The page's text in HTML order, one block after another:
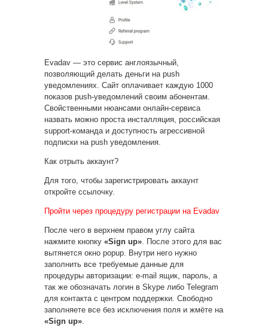
Evadav — это сервис англоязычный,
позволяющий делать деньги на push
уведомлениях. Сайт оплачивает каждую 1000
показов push-уведомлений своим абонентам.
Свойственными нюансами онлайн-сервиса
назвать можно проста инсталляция, российская
support-команда и доступность агрессивной
подписки на push уведомления.
Как отрыть аккаунт?
Для того, чтобы зарегистрировать аккаунт
откройте ссылочку.
Пройти через процедуру регистрации на Evadav
После чего в верхнем правом углу сайта
нажмите кнопку «Sign up» . После этого для вас
вытянется окно popup. Внутри него нужно
заполнить все требуемые данные для
процедуры авторизации: e-mail ящик, пароль, а
так же обозначать логин в Skype либо Telegram
для контакта с центром поддержки. Свободно
заполняете все без исключения поля и жмёте на
«Sign up»